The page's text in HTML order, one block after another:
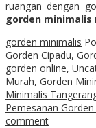
ruangan dengan
gorden minimalis
gorden minimalis
Gorden Cipadu,
gorden online,
Murah, Gorden
Minimalis
Pemesanan
comment